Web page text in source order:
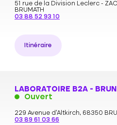
51 rue de la Division Leclerc -
BRUMATH
03 88 52 93 10
Itinéraire
LABORATOIRE B2A -
Ouvert
229 Avenue d'Altkirch, 68350
03 89 61 03 66